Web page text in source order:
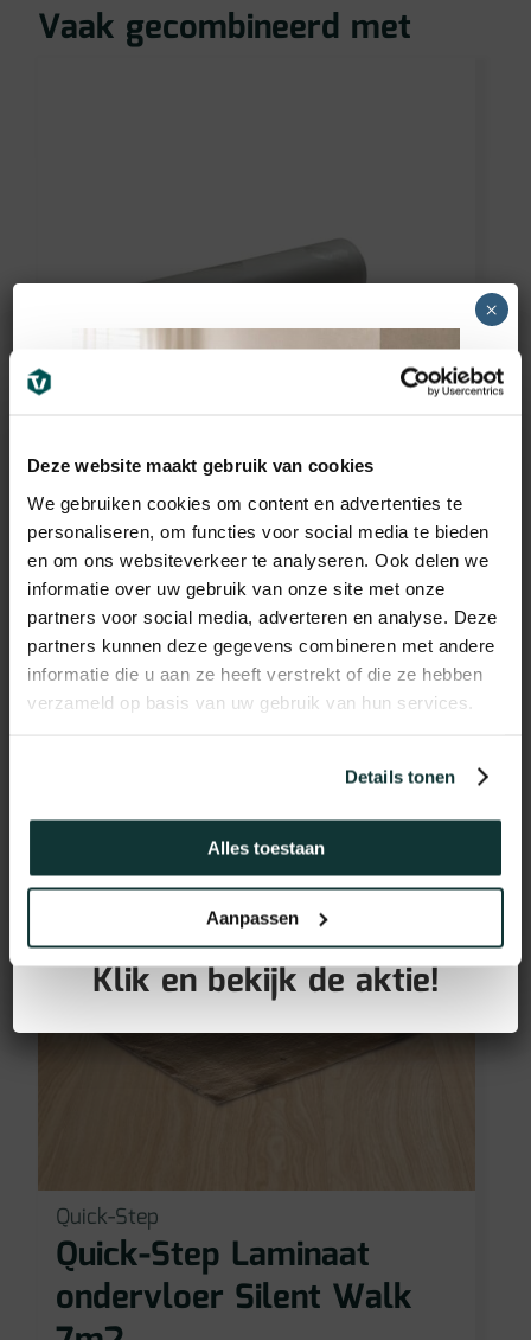
Deze website maakt gebruik van cookies
We gebruiken cookies om content en advertenties te
personaliseren, om functies voor social media te bieden
en om ons websiteverkeer te analyseren. Ook delen we
informatie over uw gebruik van onze site met onze
partners voor social media, adverteren en analyse. Deze
partners kunnen deze gegevens combineren met andere
informatie die u aan ze heeft verstrekt of die ze hebben
verzameld op basis van uw gebruik van hun services.
Details tonen
Alles toestaan
Aanpassen
Vaak gecombineerd met
Quick-Step
Quick-Step Laminaat
ondervloer Basic Plus
15m2
€59,25 incl BTW
Quick-Step
Quick-Step Laminaat
ondervloer Silent Walk
GRATIS PLINTEN bij aankoop
van jouw vloer!
Klik en bekijk de aktie!
×